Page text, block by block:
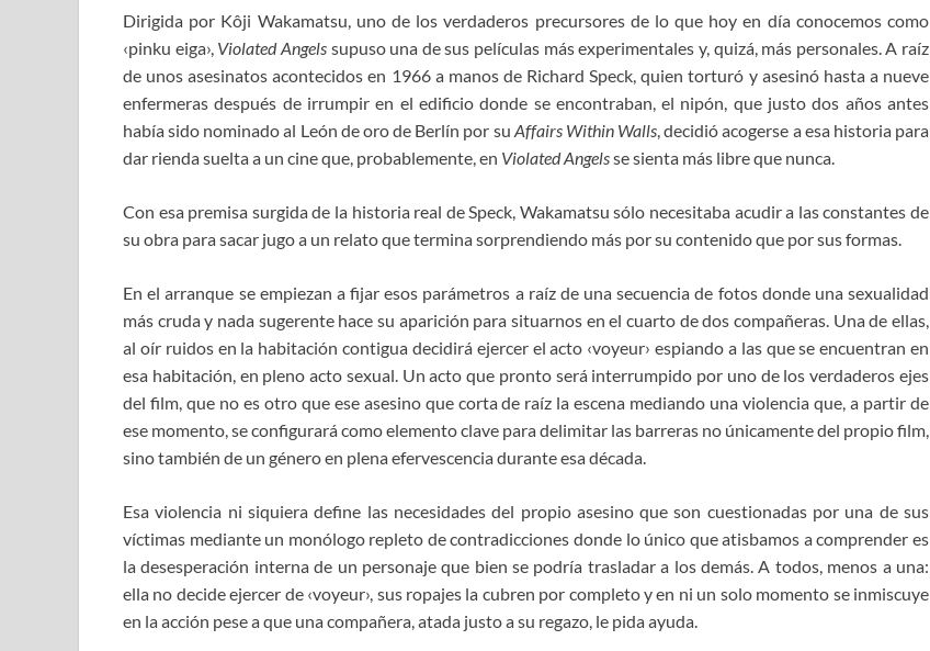
Dirigida por Kôji Wakamatsu, uno de los verdaderos precursores de lo que hoy en día conocemos como
‹pinku eiga›, Violated Angelssupuso una de sus películas más experimentales y, quizá, más personales. A raíz
de unos asesinatos acontecidos en 1966 a manos de Richard Speck, quien torturó y asesinó hasta a nueve
enfermeras después de irrumpir en el edificio donde se encontraban, el nipón, que justo dos años antes
había sido nominado al León de oro de Berlín por su Affairs Within Walls , decidió acogerse a esa historia para
dar rienda suelta a un cine que, probablemente, en Violated Angelsse sienta más libre que nunca.
Con esa premisa surgida de la historia real de Speck, Wakamatsu sólo necesitaba acudir a las constantes de
su obra para sacar jugo a un relato que termina sorprendiendo más por su contenido que por sus formas.
En el arranque se empiezan a fijar esos parámetros a raíz de una secuencia de fotos donde una sexualidad
más cruda y nada sugerente hace su aparición para situarnos en el cuarto de dos compañeras. Una de ellas,
al oír ruidos en la habitación contigua decidirá ejercer el acto ‹voyeur› espiando a las que se encuentran en
esa habitación, en pleno acto sexual. Un acto que pronto será interrumpido por uno de los verdaderos ejes
del film, que no es otro que ese asesino que corta de raíz la escena mediando una violencia que, a partir de
ese momento, se configurará como elemento clave para delimitar las barreras no únicamente del propio film,
sino también de un género en plena efervescencia durante esa década.
Esa violencia ni siquiera define las necesidades del propio asesino que son cuestionadas por una de sus
víctimas mediante un monólogo repleto de contradicciones donde lo único que atisbamos a comprender es
la desesperación interna de un personaje que bien se podría trasladar a los demás. A todos, menos a una:
ella no decide ejercer de ‹voyeur›, sus ropajes la cubren por completo y en ni un solo momento se inmiscuye
en la acción pese a que una compañera, atada justo a su regazo, le pida ayuda.